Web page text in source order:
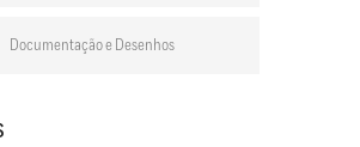
Documentação e Desenhos